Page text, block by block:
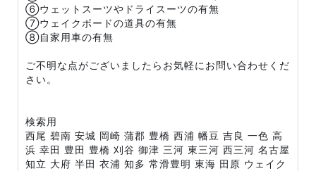
⑥ウェットスーツやドライスーツの有無
⑦ウェイクボードの道具の有無
⑧自家用車の有無
ご不明な点がございましたらお気軽にお問い合わせくだ
さい。
検索用
西尾 碧南 安城 岡崎 蒲郡 豊橋 西浦 幡豆 吉良 一色 高
浜 幸田 豊田 豊橋 刈谷 御津 三河 東三河 西三河 名古屋
知立 大府 半田 衣浦 知多 常滑豊明 東海 田原 ウェイク